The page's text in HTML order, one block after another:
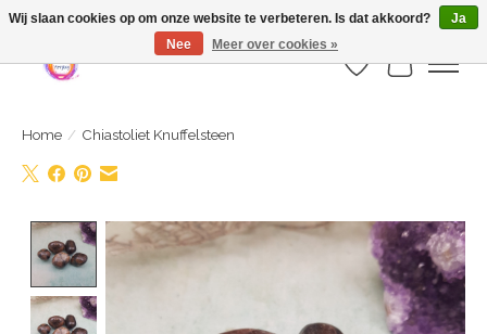
Webshop is geopend maar nog onder constructie | let op: Verzenden vanaf 29
juli
Verlanglijst
Home / Chiastoliet Knuffelsteen
Product image slideshow Items
Wij slaan cookies op om onze website te verbeteren. Is dat akkoord?
Ja
Nee
Meer over cookies »